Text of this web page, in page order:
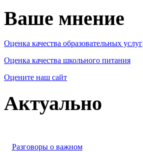
Ваше мнение
Оценка качества образовательных услуг
Оценка качества школьного питания
Оцените наш сайт
Актуально
Разговоры о важном